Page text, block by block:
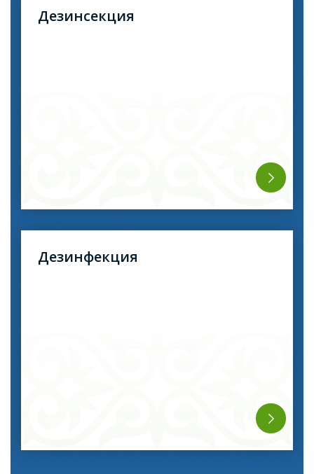
Дезинсекция
Біз сіздің кеңістігіңізді улайтын және түрлі
инфекцияларды жұқтыратын көптеген зиянды
ДезинфекцияҰСО мамандары сіздің пәтеріңізді, үй-
жайларыңызды немесе көліктеріңізді жұқпалы